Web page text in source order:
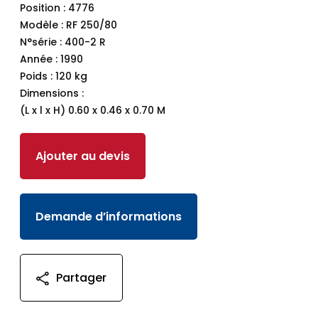
Position : 4776
Modèle : RF 250/80
N°série : 400-2 R
Année : 1990
Poids : 120 kg
Dimensions :
(L x l x H) 0.60 x 0.46 x 0.70 M
Ajouter au devis
Demande d’informations
Partager